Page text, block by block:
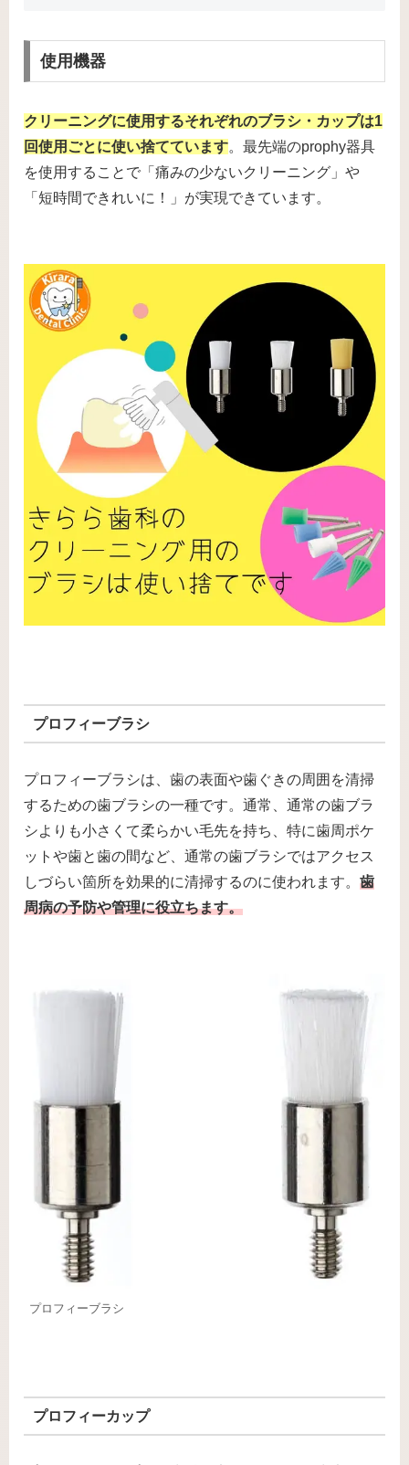
使用機器
クリーニングに使用するそれぞれのブラシ・カップは1
回使用ごとに使い捨てています。最先端のprophy器具
を使用することで「痛みの少ないクリーニング」や
「短時間できれいに！」が実現できています。
プロフィーブラシ
プロフィーブラシは、歯の表面や歯ぐきの周囲を清掃
するための歯ブラシの一種です。通常、通常の歯ブラ
シよりも小さくて柔らかい毛先を持ち、特に歯周ポケ
ットや歯と歯の間など、通常の歯ブラシではアクセス
しづらい箇所を効果的に清掃するのに使われます。 歯
周病の予防や管理に役立ちます。
プロフィーブラシ
プロフィーカップ